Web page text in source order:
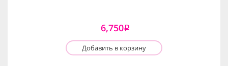
6,750i
Добавить в корзину